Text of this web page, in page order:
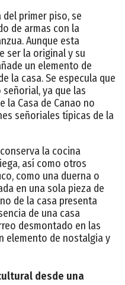
primer piso, se
de armas con la
Aunque esta
ser la original y su
un elemento de
la casa. Se especula que
ya que las
Casa de Canao no
señoriales típicas de la
la cocina
así como otros
como una duerna o
en una sola pieza de
de la casa presenta
de una casa
desmontado en las
elemento de nostalgia y
desde una